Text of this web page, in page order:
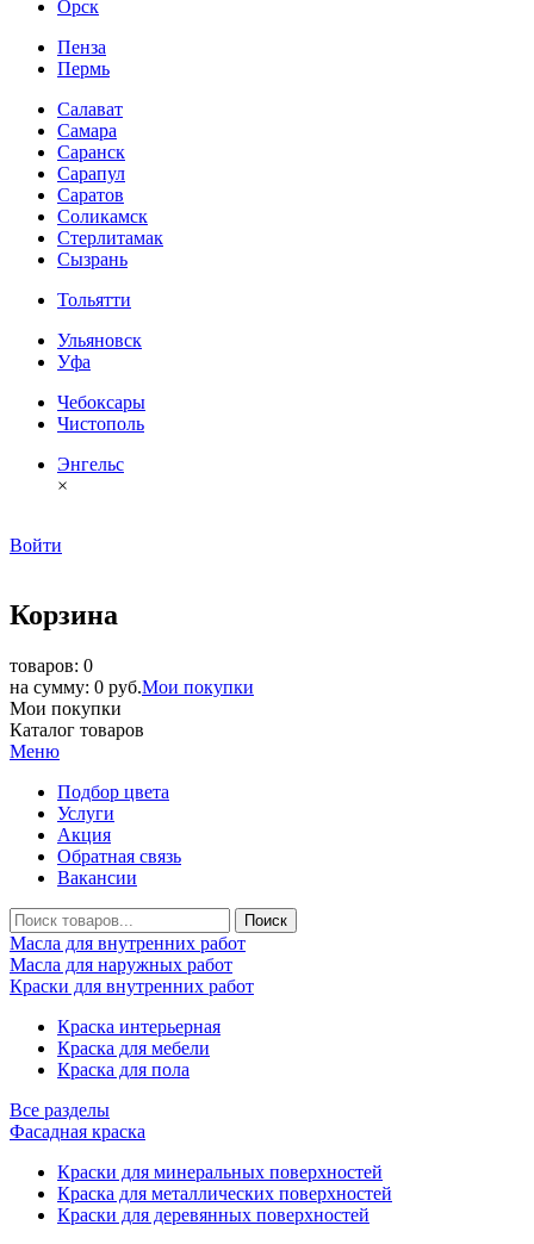
Орск
Пенза
Пермь
Салават
Самара
Саранск
Сарапул
Саратов
Соликамск
Стерлитамак
Сызрань
Тольятти
Ульяновск
Уфа
Чебоксары
Чистополь
Энгельс
×
Войти
Корзина
товаров: 0
на сумму: 0 руб.Мои покупки
Мои покупки
Каталог товаров
Меню
Подбор цвета
Услуги
Акция
Обратная связь
Вакансии
Масла для внутренних работ
Масла для наружных работ
Краски для внутренних работ
Краска интерьерная
Краска для мебели
Краска для пола
Все разделы
Фасадная краска
Краски для минеральных поверхностей
Краска для металлических поверхностей
Краски для деревянных поверхностей